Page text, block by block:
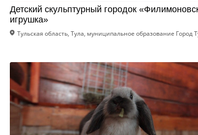
Детский скульптурный городок
игрушка»
Тульская область, Тула, муниципальное образование Город